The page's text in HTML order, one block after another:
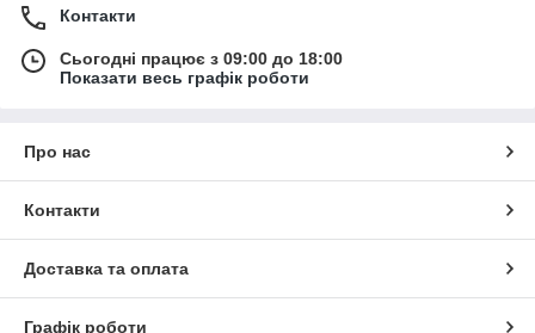
Контакти
Сьогодні працює з 09:00 до 18:00
Показати весь графік роботи
Про нас
Контакти
Доставка та оплата
Графік роботи